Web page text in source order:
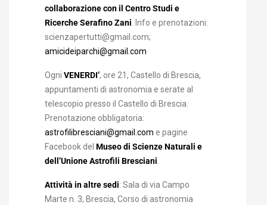
collaborazione con il Centro Studi e
Ricerche Serafino Zani. Info e prenotazioni:
scienzapertutti@gmail.com;
amicideiparchi@gmail.com
Ogni VENERDI’, ore 21, Castello di Brescia,
appuntamenti di astronomia e serate al
telescopio presso il Castello di Brescia.
Prenotazione obbligatoria:
astrofilibresciani@gmail.com e pagine
Facebook del Museo di Scienze Naturali e
dell’Unione Astrofili Bresciani.
Attività in altre sedi: Sala di via Campo
Marte n. 3, Brescia, Corso di astronomia